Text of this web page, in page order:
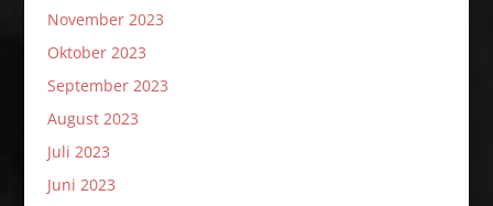
November 2023
Oktober 2023
September 2023
August 2023
Juli 2023
Juni 2023